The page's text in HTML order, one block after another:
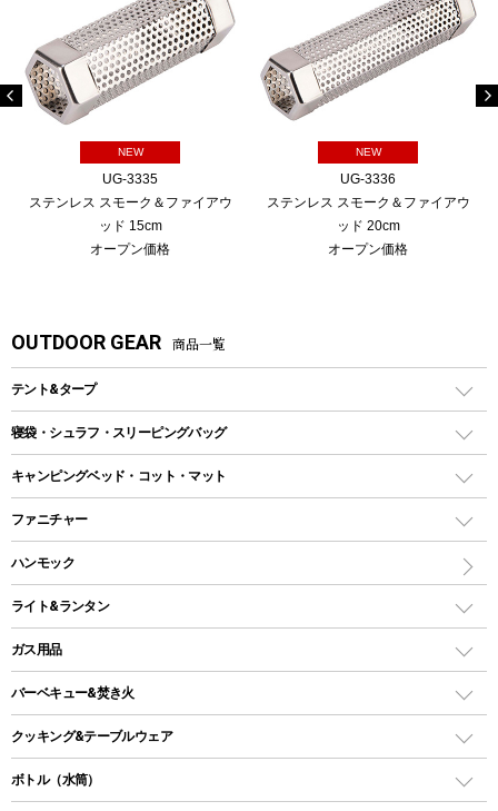
NEW
UG-3335
ステンレス スモーク＆ファイアウ
ッド 15cm
オープン価格
NEW
UG-3336
ステンレス スモーク＆ファイアウ
ッド 20cm
オープン価格
OUTDOOR GEAR 商品一覧
テント&タープ
テント
ツールームテント
ワンポールテント
シェルターテント
ソロテント
ロッジ型・オリジナルテント
タープ
スクエアタープ（レクタタープ）
メッシュタープ
寝袋・シュラフ・スリーピングバッグ
レクタングラー型（封筒型）シュラフ
インナーシュラフ
キャンピングベッド・コット・マット
キャンピングベッド・コット
インフレータブルマット
ファニチャー
アウトドアテーブル
レジャーシート
ハンモック
ライト&ランタン
LEDランタン
ガスランタン
オイルランタン
LEDライト
ガス用品
ガスバーナー
ガス缶
バーベキュー&焚き火
バーベキューコンロ、グリル
焚き火台タイプ（ロースタイル）グリル
クッキング&テーブルウェア
ダッチオーブン
ボトル（水筒）